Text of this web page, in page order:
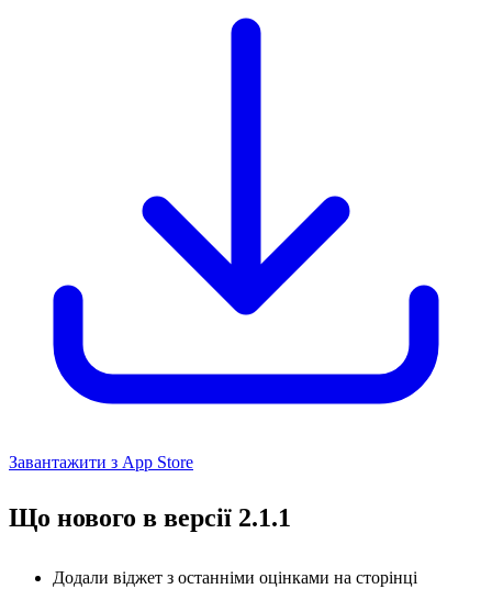
Завантажити з App Store
Що нового в версії 2.1.1
Додали віджет з останніми оцінками на сторінці